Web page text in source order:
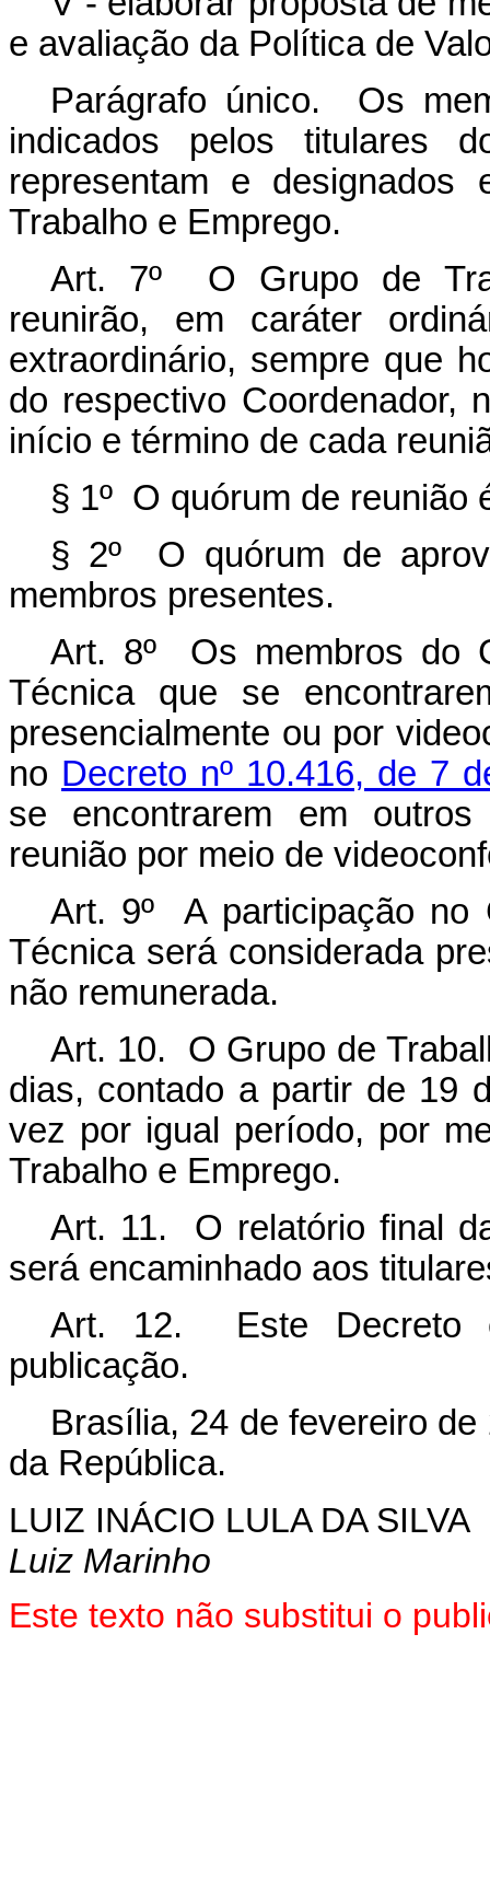
e avaliação da Política de
Parágrafo único. Os
indicados pelos titulares
representam e
Trabalho e Emprego.
Art. 7º O Grupo de
reunirão, em caráter
extraordinário, sempre que
do respectivo Coordenador,
início e término de cada
§ 1º O quórum de reunião
§ 2º O quórum de
membros presentes.
Art. 8º Os membros do
Técnica que se
presencialmente ou por
no Decreto nº 10.416, de 7
se encontrarem em
reunião por meio de
Art. 9º A participação no
Técnica será considerada
não remunerada.
Art. 10. O Grupo de
dias, contado a partir de 19
vez por igual período, por
Trabalho e Emprego.
Art. 11. O relatório final
será encaminhado aos
Art. 12. Este Decreto
publicação.
Brasília, 24 de fevereiro de
da República.
LUIZ INÁCIO LULA DA SILVA
Luiz Marinho
Este texto não substitui o